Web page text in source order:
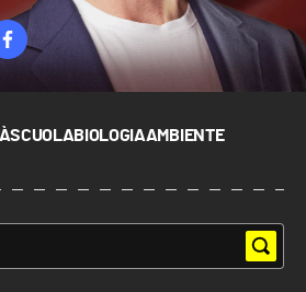
SCUOLABIOLOGIAAMBIENTE